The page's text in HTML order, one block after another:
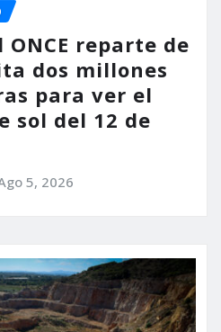
ONCE reparte de
dos millones
para ver el
sol del 12 de
5, 2026